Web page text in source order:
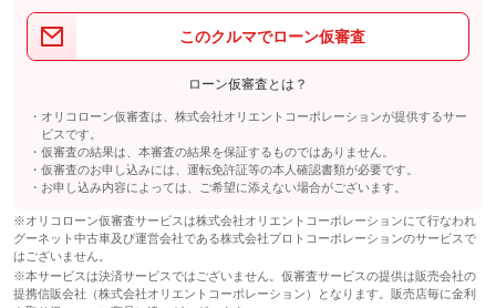
このクルマでローン仮審査
ローン仮審査とは？
オリコローン仮審査は、株式会社オリエントコーポレーションが提供するサー
ビスです。
仮審査の結果は、本審査の結果を保証するものではありません。
仮審査のお申し込みには、運転免許証等の本人確認書類が必要です。
お申し込み内容によっては、ご希望に添えない場合がございます。
※オリコローン仮審査サービスは株式会社オリエントコーポレーションにて行なわれ
グーネット中古車及び運営会社である株式会社プロトコーポレーションのサービスで
はございません。
※本サービスは決済サービスではございません。仮審査サービスの提供は販売会社の
提携信販会社（株式会社オリエントコーポレーション）となります。販売店毎に金利